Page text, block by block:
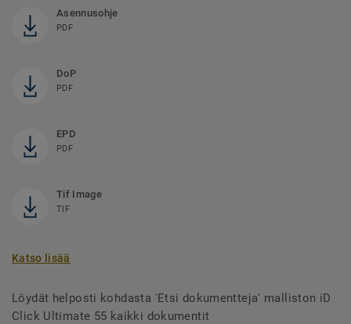
Asennusohje
PDF
DoP
PDF
EPD
PDF
Tif Image
TIF
Katso lisää
Löydät helposti kohdasta 'Etsi dokumentteja' malliston iD
Click Ultimate 55 kaikki dokumentit